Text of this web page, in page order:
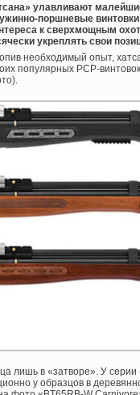
улавливают
поршневые
к сверхмощным
укреплять свои
необходимый опыт,
популярных PCP-
лишь в «затворе». У серии
у образцов в